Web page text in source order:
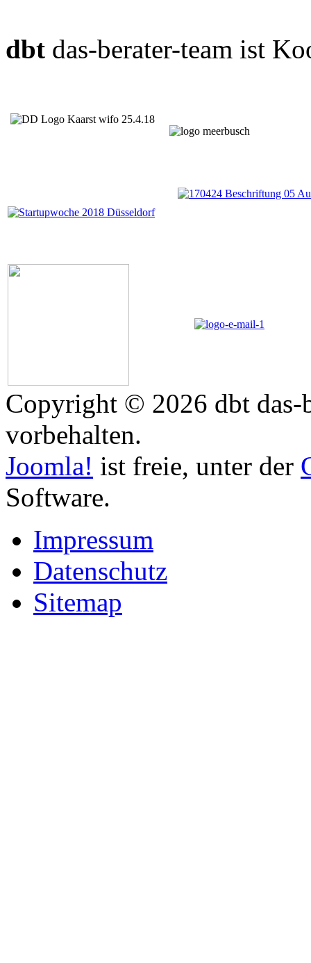
dbt das-berater-team ist
Copyright © 2026 dbt das-
vorbehalten.
Joomla! ist freie, unter der
Software.
Impressum
Datenschutz
Sitemap